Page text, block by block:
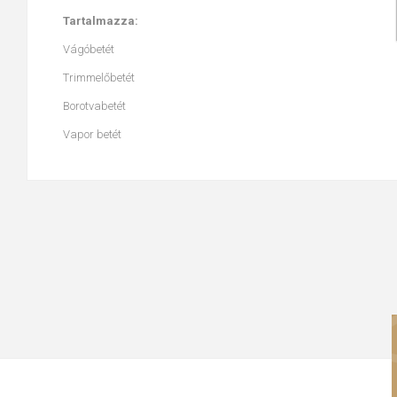
Tartalmazza:
Vágóbetét
Trimmelőbetét
Borotvabetét
Vapor betét